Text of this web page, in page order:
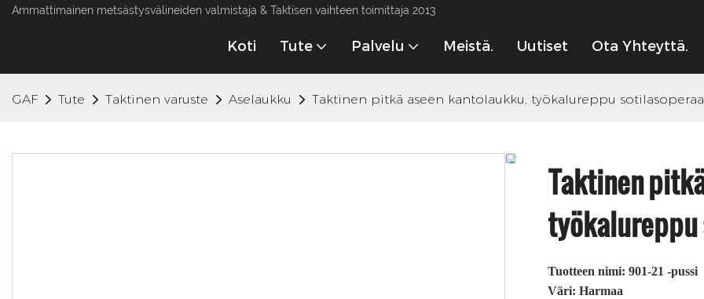
Ammattimainen metsästysvälineiden valmistaja & Taktisen vaihteen toimittaja 2013
Koti Tute Palvelu Meistä. Uutiset Ota Yhteyttä.
GAF Tute Taktinen varuste Aselaukku Taktinen pitkä aseen kantolaukku, työkalureppu
Taktinen
Tuotteen nimi: 901-21 -pussi
Väri: Harmaa